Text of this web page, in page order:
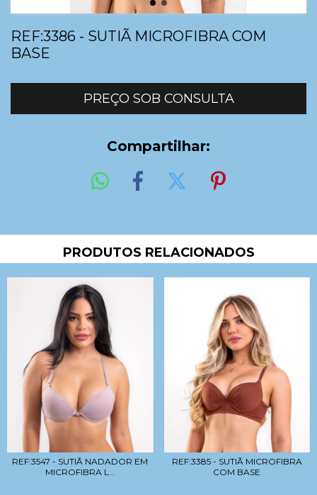
REF:3386 - SUTIÃ MICROFIBRA COM
BASE
Compartilhar:
PRODUTOS RELACIONADOS
REF:3547 - SUTIÃ NADADOR EM
MICROFIBRA L...
REF:3385 - SUTIÃ MICROFIBRA
COM BASE